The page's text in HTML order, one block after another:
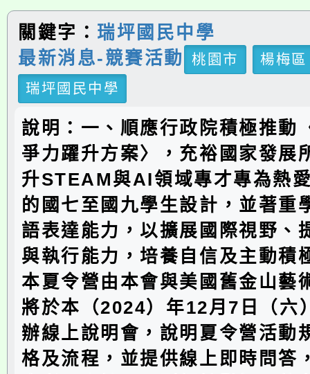
關鍵字： 瑞坪國民中學
最新消息-競賽活動
桃園市
楊梅區
瑞坪國民中學
說明：一、順應行政院積極推動
爭力躍升方案〉，充裕國家發展
升STEAM與AI領域專才專為熱
的國七至國九學生設計，並著重
語表達能力，以擴展國際視野、
與執行能力，培養自信及主動積
本夏令營由本會與美國舊金山藝
將於本（2024）年12月7日（六
辦線上說明會，說明夏令營活動
格及流程，並提供線上即時問答